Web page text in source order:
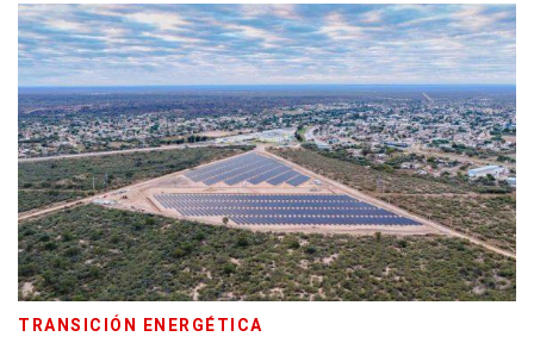
TRANSICIÓN ENERGÉTICA